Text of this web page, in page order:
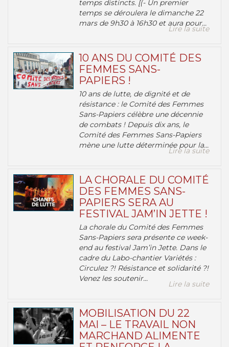
temps distincts. [(- Un premier
temps se déroulera le dimanche 22
mars de 9h30 à 16h30 et aura pour...
Lire la suite
10 ANS DU COMITÉ DES
FEMMES SANS-
PAPIERS !
10 ans de lutte, de dignité et de
résistance : le Comité des Femmes
Sans-Papiers célèbre une décennie
de combats ! Depuis dix ans, le
Comité des Femmes Sans-Papiers
mène une lutte déterminée pour la...
Lire la suite
LA CHORALE DU COMITÉ
DES FEMMES SANS-
PAPIERS SERA AU
FESTIVAL JAM’IN JETTE !
La chorale du Comité des Femmes
Sans-Papiers sera présente ce week-
end au festival Jam’in Jette. Dans le
cadre du Labo-chantier Variétés :
Circulez ?! Résistance et solidarité ?!
Venez les soutenir...
Lire la suite
MOBILISATION DU 22
MAI – LE TRAVAIL NON
MARCHAND ALIMENTE